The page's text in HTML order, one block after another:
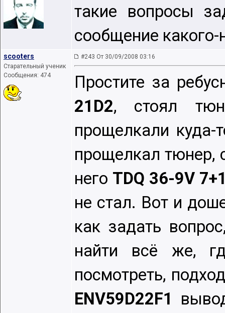
такие вопросы
сообщение
scooters
Старательный ученик
Сообщения: 474
#243 От 30/09/2008 03:16
Простите за
21D2, стоял
прощелкали куда-
прощелкал тюнер,
него TDQ 36-9V
не стал. Вот и
как задать
найти всё же,
посмотреть,
ENV59D22F1